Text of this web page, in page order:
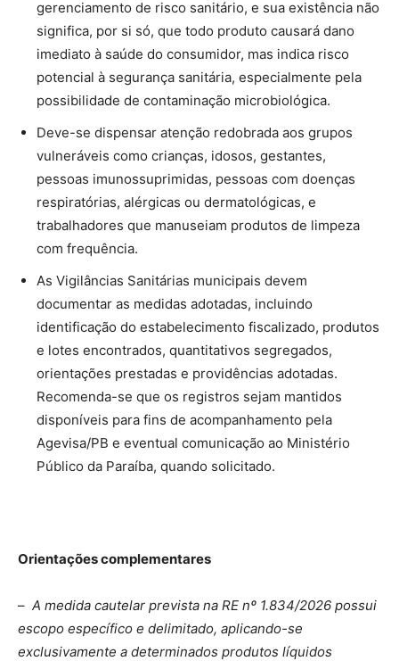
gerenciamento de risco sanitário, e sua existência não
significa, por si só, que todo produto causará dano
imediato à saúde do consumidor, mas indica risco
potencial à segurança sanitária, especialmente pela
possibilidade de contaminação microbiológica.
Deve-se dispensar atenção redobrada aos grupos
vulneráveis como crianças, idosos, gestantes,
pessoas imunossuprimidas, pessoas com doenças
respiratórias, alérgicas ou dermatológicas, e
trabalhadores que manuseiam produtos de limpeza
com frequência.
As Vigilâncias Sanitárias municipais devem
documentar as medidas adotadas, incluindo
identificação do estabelecimento fiscalizado, produtos
e lotes encontrados, quantitativos segregados,
orientações prestadas e providências adotadas.
Recomenda-se que os registros sejam mantidos
disponíveis para fins de acompanhamento pela
Agevisa/PB e eventual comunicação ao Ministério
Público da Paraíba, quando solicitado.
Orientações complementares
– A medida cautelar prevista na RE nº 1.834/2026 possui
escopo específico e delimitado, aplicando-se
exclusivamente a determinados produtos líquidos